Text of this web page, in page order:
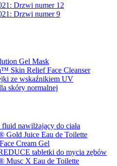
Drzwi numer 12
Drzwi numer 9
Gel Mask
Skin Relief Face Cleanser
ze wskaźnikiem UV
skóry normalnej
nawilżający do ciała
Juice Eau de Toilette
Cream Gel
tabletki do mycia zębów
X Eau de Toilette